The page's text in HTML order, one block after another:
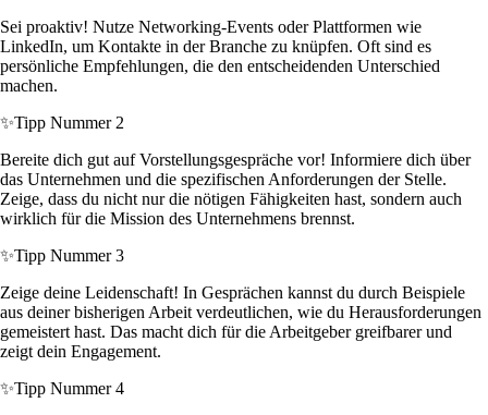
Sei proaktiv! Nutze Networking-Events oder Plattformen wie
LinkedIn, um Kontakte in der Branche zu knüpfen. Oft sind es
persönliche Empfehlungen, die den entscheidenden Unterschied
machen.
✨Tipp Nummer 2
Bereite dich gut auf Vorstellungsgespräche vor! Informiere dich über
das Unternehmen und die spezifischen Anforderungen der Stelle.
Zeige, dass du nicht nur die nötigen Fähigkeiten hast, sondern auch
wirklich für die Mission des Unternehmens brennst.
✨Tipp Nummer 3
Zeige deine Leidenschaft! In Gesprächen kannst du durch Beispiele
aus deiner bisherigen Arbeit verdeutlichen, wie du Herausforderungen
gemeistert hast. Das macht dich für die Arbeitgeber greifbarer und
zeigt dein Engagement.
✨Tipp Nummer 4